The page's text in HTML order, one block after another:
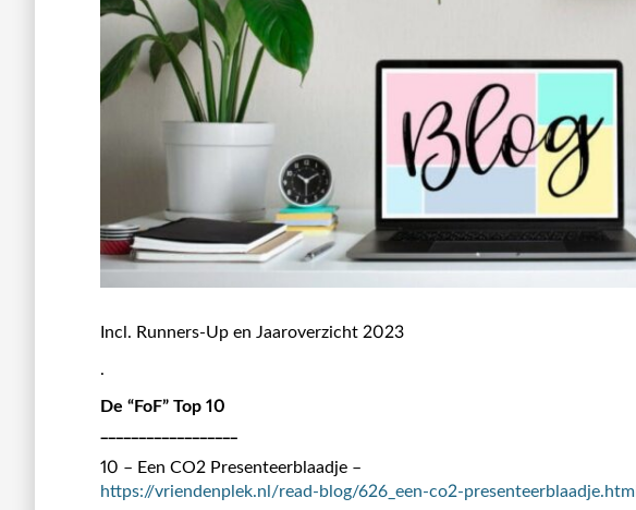
Incl. Runners-Up en Jaaroverzicht 2023
.
De “FoF” Top 10
10 – Een CO2 Presenteerblaadje –
https://vriendenplek.nl/read-blog/626_een-co2-presenteerblaadje.html